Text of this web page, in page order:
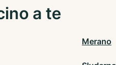
a te
Merano